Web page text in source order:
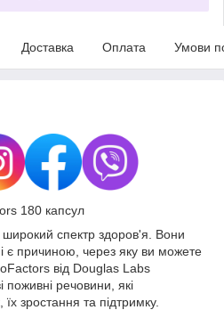
Доставка Оплата Умови
180 капсул
широкий спектр здоров'я. Вони
є причиною, через яку ви можете
від Douglas Labs
поживні речовини, які
їх зростання та підтримку.